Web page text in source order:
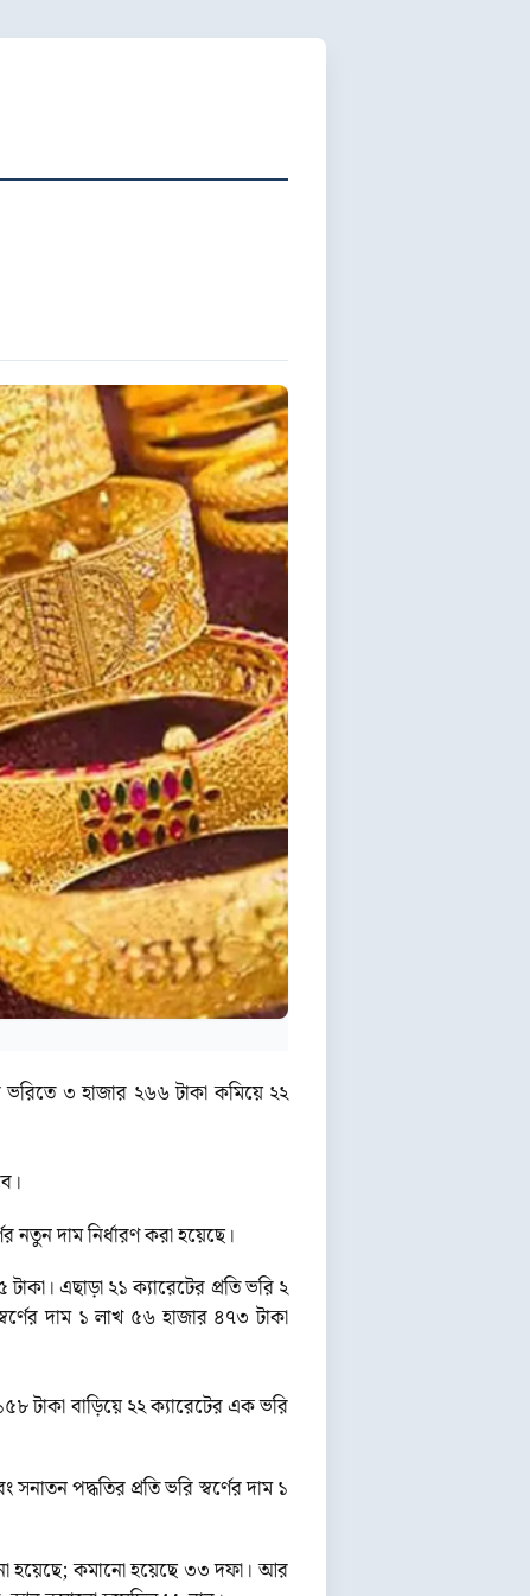
৩ হাজার ২৬৬ টাকা কমিয়ে ২২
নতুন দাম নির্ধারণ করা হয়েছে।
এছাড়া ২১ ক্যারেটের প্রতি ভরি ২
দাম ১ লাখ ৫৬ হাজার ৪৭৩ টাকা
টাকা বাড়িয়ে ২২ ক্যারেটের এক ভরি
পদ্ধতির প্রতি ভরি স্বর্ণের দাম ১
হয়েছে; কমানো হয়েছে ৩৩ দফা। আর